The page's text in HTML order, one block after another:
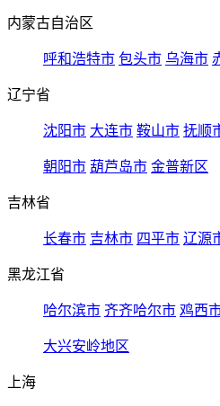
内蒙古自治区
呼和浩特市 包头市 乌海市
辽宁省
沈阳市 大连市 鞍山市 抚顺
朝阳市 葫芦岛市 金普新区
吉林省
长春市 吉林市 四平市 辽源
黑龙江省
哈尔滨市 齐齐哈尔市 鸡西
大兴安岭地区
上海